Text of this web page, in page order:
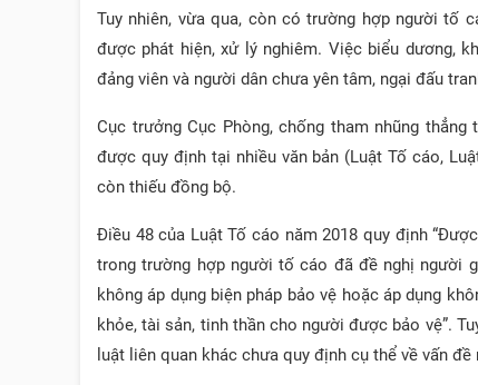
Tuy nhiên, vừa qua, còn có trường hợp người tố
được phát hiện, xử lý nghiêm. Việc biểu dương,
đảng viên và người dân chưa yên tâm, ngại đấu
Cục trưởng Cục Phòng, chống tham nhũng
được quy định tại nhiều văn bản (Luật Tố cáo,
còn thiếu đồng bộ.
Điều 48 của Luật Tố cáo năm 2018 quy định
trong trường hợp người tố cáo đã đề nghị người
không áp dụng biện pháp bảo vệ hoặc áp dụng
khỏe, tài sản, tinh thần cho người được bảo vệ”.
luật liên quan khác chưa quy định cụ thể về vấn